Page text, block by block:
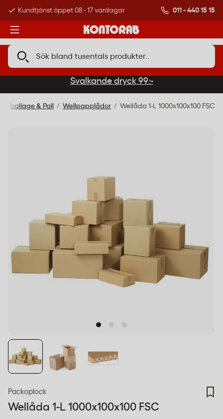
Kundtjänst öppet 08 - 17 vardagar Över 500 000
011 - 440 15 15
Svalkande dryck 99:-
Emballage & Pall Wellpapplådor Wellåda 1-L 1000x100x100 FSC
Packoplock
Wellåda 1-L 1000x100x100 FSC